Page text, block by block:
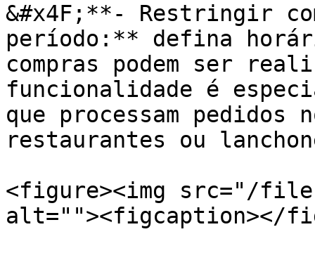
&#x4F;**- Restringir
período:** defina
compras podem ser
funcionalidade é
que processam pedidos
restaurantes ou
<figure><img src="/files/
alt=""><figcaption></